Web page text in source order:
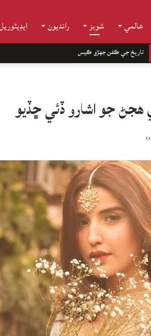
عالمي شوبز رانديون
تاريخ جي ڪفن جھڙو ڪيس
هجڻ جو اشارو ڏئي ڇڏيو
12